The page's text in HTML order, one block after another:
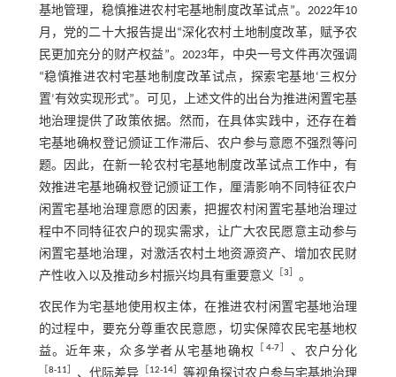
基地管理，稳慎推进农村宅基地制度改革试点”。2022年10
月，党的二十大报告提出“深化农村土地制度改革，赋予农
民更加充分的财产权益”。2023年，中央一号文件再次强调
“稳慎推进农村宅基地制度改革试点，探索宅基地‘三权分
置’有效实现形式”。可见，上述文件的出台为推进闲置宅基
地治理提供了政策依据。然而，在具体实践中，还存在着
宅基地确权登记颁证工作滞后、农户参与意愿不强烈等问
题。因此，在新一轮农村宅基地制度改革试点工作中，有
效推进宅基地确权登记颁证工作，厘清影响不同特征农户
闲置宅基地治理意愿的因素，把握农村闲置宅基地治理过
程中不同特征农户的现实需求，让广大农民愿意主动参与
闲置宅基地治理，对激活农村土地资源资产、增加农民财
产性收入以及推动乡村振兴均具有重要意义
3 。
农民作为宅基地使用权主体，在推进农村闲置宅基地治理
的过程中，要充分尊重农民意愿，切实保障农民宅基地权
益。近年来，众多学者从宅基地确权
4⁃7］ 、农户分化
8⁃11 、代际差异 12⁃14］ 等视角探讨农户参与宅基地治理